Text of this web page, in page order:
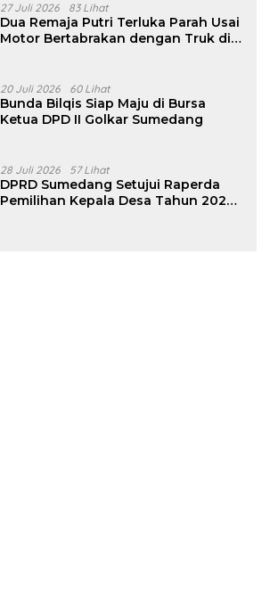
27 Juli 2026 83 Lihat
Dua Remaja Putri Terluka Parah Usai
Motor Bertabrakan dengan Truk di
20 Juli 2026 60 Lihat
Bunda Bilqis Siap Maju di Bursa
Ketua DPD II Golkar Sumedang
28 Juli 2026 57 Lihat
DPRD Sumedang Setujui Raperda
Pemilihan Kepala Desa Tahun 2026